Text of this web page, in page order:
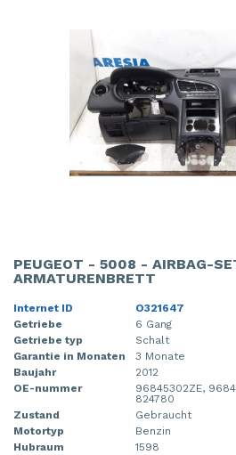
PEUGEOT - 5008 - AIRBAG-
ARMATURENBRETT
Internet ID
O321647
Getriebe
6 Gang
Getriebe typ
Schalt
Garantie in Monaten
3 Monate
Baujahr
2012
OE-nummer
96845302ZE,
824780
Zustand
Gebraucht
Motortyp
Benzin
Hubraum
1598